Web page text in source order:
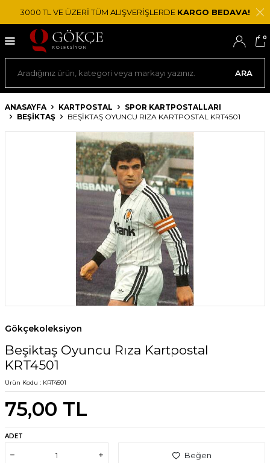
3000 TL VE ÜZERİ TÜM ALIŞVERİŞLERDE KARGO BEDAVA!
ARA
0
ANASAYFA KARTPOSTAL
SPOR KARTPOSTALLARI
BEŞIKTAŞ
BEŞIKTAŞ OYUNCU RIZA KARTPOSTAL KRT4501
Gökçekoleksiyon
Beşiktaş Oyuncu Rıza Kartpostal
KRT4501
Ürün Kodu : KRT4501
75,00 TL
ADET
Beğen